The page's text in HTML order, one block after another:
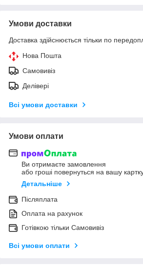
Умови доставки
Доставка здійснюється тільки по
Нова Пошта
Самовивіз
Делівері
Всі умови доставки
Умови оплати
Ви отримаєте замовлення
або гроші повернуться на вашу
Детальніше
Післяплата
Оплата на рахунок
Готівкою тільки Самовивіз
Всі умови оплати